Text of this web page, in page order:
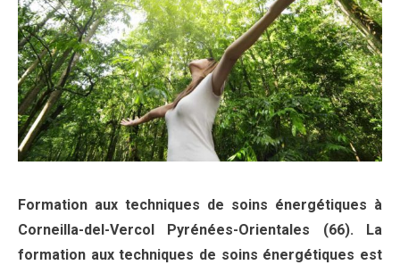
Formation aux techniques de soins énergétiques à
Corneilla-del-Vercol Pyrénées-Orientales (66). La
formation aux techniques de soins énergétiques est